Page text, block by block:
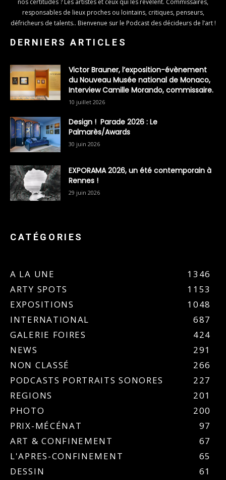
nos certitudes ? Les artistes et ceux qui les révèlent. Commissaires,
responsables de lieux proches ou lointains, critiques, penseurs,
défricheurs de talents.. Bienvenue sur le Podcast des décideurs de l’art !
DERNIERS ARTICLES
Victor Brauner, l’exposition-évènement
du Nouveau Musée national de Monaco,
Interview Camille Morando, commissaire.
10 juillet 2026
Design ! Parade 2026 : Le
Palmarès/Awards
30 juin 2026
EXPORAMA 2026, un été contemporain à
Rennes !
29 juin 2026
CATÉGORIES
A LA UNE
1346
ARTY SPOTS
1153
EXPOSITIONS
1048
INTERNATIONAL
687
GALERIE FOIRES
424
NEWS
291
NON CLASSÉ
266
PODCASTS PORTRAITS SONORES
227
REGIONS
201
PHOTO
200
PRIX-MÉCÉNAT
97
ART & CONFINEMENT
67
L'APRES-CONFINEMENT
65
DESSIN
61